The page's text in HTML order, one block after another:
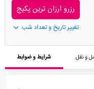
رزرو ارزان ترین پکیج
تغییر تاریخ و تعداد شب
و نقل شرایط و ضوابط